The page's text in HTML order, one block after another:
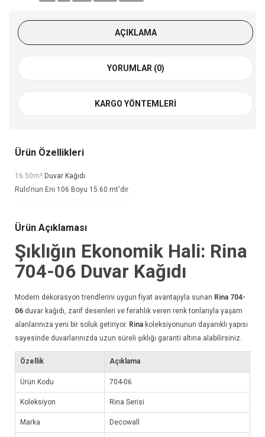
AÇIKLAMA
YORUMLAR (0)
KARGO YÖNTEMLERI
Ürün Özellikleri
16.50m² Duvar Kağıdı
Rulo'nun Eni 106 Boyu 15.60 mt'dir
Ürün Açıklaması
Şıklığın Ekonomik Hali: Rina
704-06 Duvar Kağıdı
Modern dekorasyon trendlerini uygun fiyat avantajıyla sunan Rina 704-
06 duvar kağıdı , zarif desenleri ve ferahlık veren renk tonlarıyla yaşam
alanlarınıza yeni bir soluk getiriyor. Rina koleksiyonunun dayanıklı yapısı
sayesinde duvarlarınızda uzun süreli şıklığı garanti altına alabilirsiniz.
Özellik Açıklama
Ürün Kodu 704-06
Koleksiyon Rina Serisi
Marka Decowall